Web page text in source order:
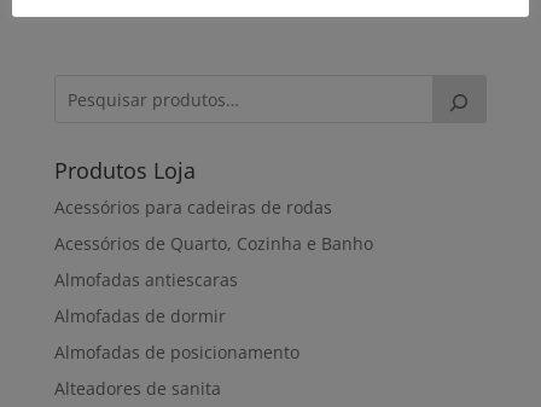
Produtos Loja
Acessórios para cadeiras de rodas
Acessórios de Quarto, Cozinha e Banho
Almofadas antiescaras
Almofadas de dormir
Almofadas de posicionamento
Alteadores de sanita